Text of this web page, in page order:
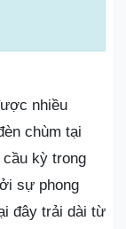
nhiều
chùm tại
cầu kỳ trong
sự phong
đây trải dài từ